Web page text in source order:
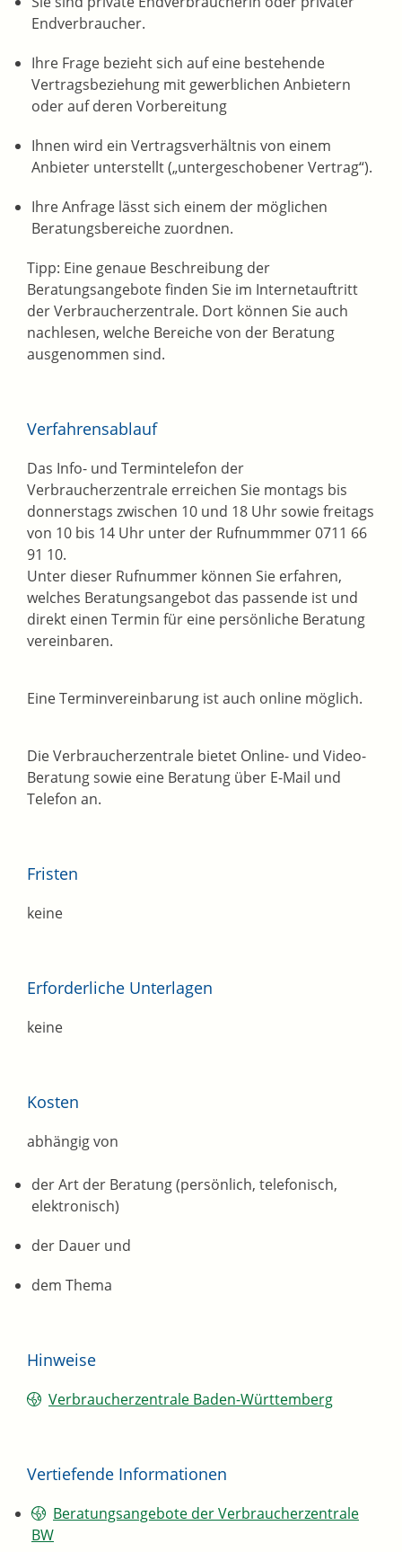
Endverbraucher.
Ihre Frage bezieht sich auf eine bestehende
Vertragsbeziehung mit gewerblichen Anbietern
oder auf deren Vorbereitung
Ihnen wird ein Vertragsverhältnis von einem
Anbieter unterstellt („untergeschobener Vertrag“).
Ihre Anfrage lässt sich einem der möglichen
Beratungsbereiche zuordnen.
Tipp: Eine genaue Beschreibung der
Beratungsangebote finden Sie im Internetauftritt
der Verbraucherzentrale. Dort können Sie auch
nachlesen, welche Bereiche von der Beratung
ausgenommen sind.
Verfahrensablauf
Das Info- und Termintelefon der
Verbraucherzentrale erreichen Sie montags bis
donnerstags zwischen 10 und 18 Uhr sowie freitags
von 10 bis 14 Uhr unter der Rufnummmer 0711 66
91 10.
Unter dieser Rufnummer können Sie erfahren,
welches Beratungsangebot das passende ist und
direkt einen Termin für eine persönliche Beratung
vereinbaren.
Eine Terminvereinbarung ist auch online möglich.
Die Verbraucherzentrale bietet Online- und Video-
Beratung sowie eine Beratung über E-Mail und
Telefon an.
Fristen
keine
Erforderliche Unterlagen
keine
Kosten
abhängig von
der Art der Beratung (persönlich, telefonisch,
elektronisch)
der Dauer und
dem Thema
Hinweise
Verbraucherzentrale Baden-Württemberg
Vertiefende Informationen
Beratungsangebote der Verbraucherzentrale
BW